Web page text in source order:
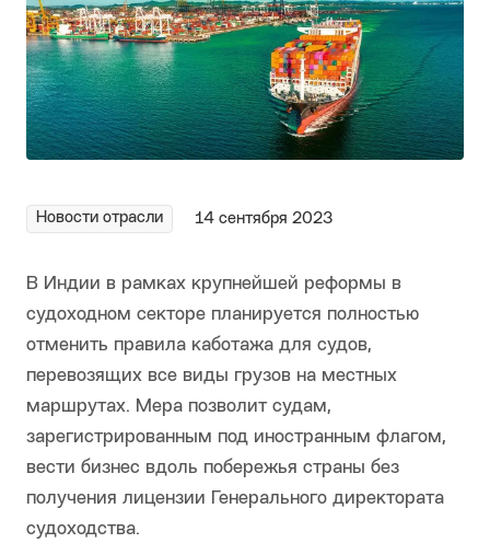
Новости отрасли 14 сентября 2023
В Индии в рамках крупнейшей реформы в
судоходном секторе планируется полностью
отменить правила каботажа для судов,
перевозящих все виды грузов на местных
маршрутах. Мера позволит судам,
зарегистрированным под иностранным флагом,
вести бизнес вдоль побережья страны без
получения лицензии Генерального директората
судоходства.